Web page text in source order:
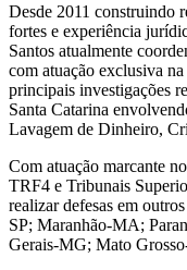
Desde 2011 construindo
fortes e experiência
Santos atualmente
com atuação exclusiva
principais investigações
Santa Catarina
Lavagem de Dinheiro,
Com atuação marcante
TRF4 e Tribunais
realizar defesas em
SP; Maranhão-MA;
Gerais-MG; Mato